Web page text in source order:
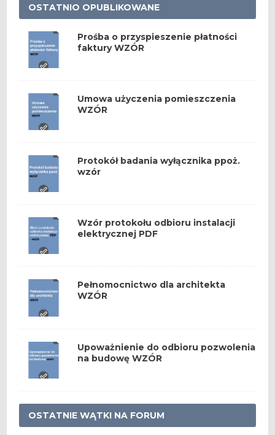
OSTATNIO OPUBLIKOWANE
Prośba o przyspieszenie płatności
faktury WZÓR
Umowa użyczenia pomieszczenia
WZÓR
Protokół badania wyłącznika ppoż.
wzór
Wzór protokołu odbioru instalacji
elektrycznej PDF
Pełnomocnictwo dla architekta
WZÓR
Upoważnienie do odbioru pozwolenia
na budowę WZÓR
OSTATNIE WĄTKI NA FORUM